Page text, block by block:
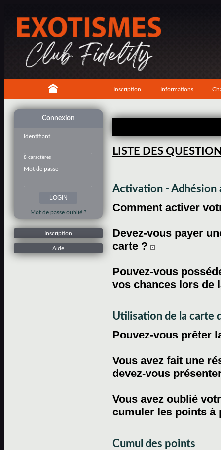
Inscription Informations
Connexion
Identifiant
8 caractères
Mot de passe
Mot de passe oublié ?
Inscription
Aide
LISTE DES
Activation - Adhésion
Comment activer
Devez-vous payer
carte ?
Pouvez-vous
vos chances lors de
Utilisation de la carte
Pouvez-vous prêter
Vous avez fait une
devez-vous
Vous avez oublié
cumuler les points
Cumul des points